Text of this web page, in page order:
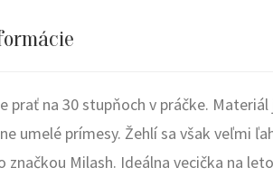
prať na 30 stupňoch v práčke.
umelé prímesy. Žehlí sa však veľmi
značkou Milash. Ideálna vecička na